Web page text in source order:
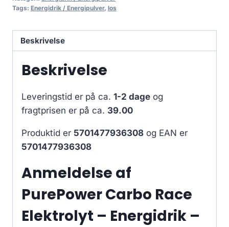
Tags: Energidrik / Energipulver, los
Beskrivelse
Beskrivelse
Leveringstid er på ca. 1-2 dage og
fragtprisen er på ca. 39.00
Produktid er 5701477936308 og EAN er
5701477936308
Anmeldelse af
PurePower Carbo Race
Elektrolyt – Energidrik –